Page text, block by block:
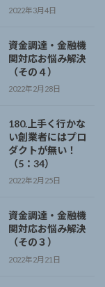
2022年3月4日
資金調達・金融機
関対応お悩み解決
（その４）
2022年2月28日
180.上手く行かな
い創業者にはプロ
ダクトが無い！
（5：34）
2022年2月25日
資金調達・金融機
関対応お悩み解決
（その３）
2022年2月21日